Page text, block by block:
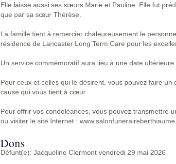
Elle laisse aussi ses sœurs Marie et Pauline. Elle fut
que par sa sœur Thérèse.
La famille tient à remercier chaleureusement le
résidence de Lancaster Long Term Care pour les
Un service commémoratif aura lieu à une date ultérieure.
Pour ceux et celles qui le désirent, vous pouvez faire
cause qui vous tient à cœur.
Pour offrir vos condoléances, vous pouvez transmettre
ou visiter le site Internet :
Dons
Défunt(e): Jacqueline Clermont vendredi 29 mai 2026